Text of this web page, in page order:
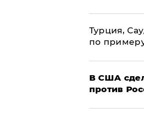
Турция,
по
В США
против